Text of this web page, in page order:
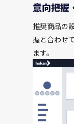
意向把握
推奨商品の
握と合わせ
ます。